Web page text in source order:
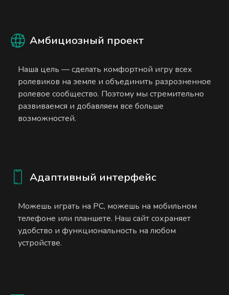
Амбициозный проект
Наша цель — сделать комфортной игру всех
ролевиков на земле и объединить разрозненное
ролевое сообщество. Поэтому мы стремительно
развиваемся и добавляем все больше
возможностей.
Адаптивный интерфейс
Можешь играть на PC, можешь на мобильном
телефоне или планшете. Наш сайт сохраняет
удобство и функциональность на любом
устройстве.